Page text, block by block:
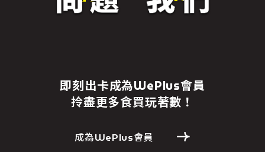
即刻出卡成為WePlus會員
拎盡更多食買玩著數！
成為WePlus會員